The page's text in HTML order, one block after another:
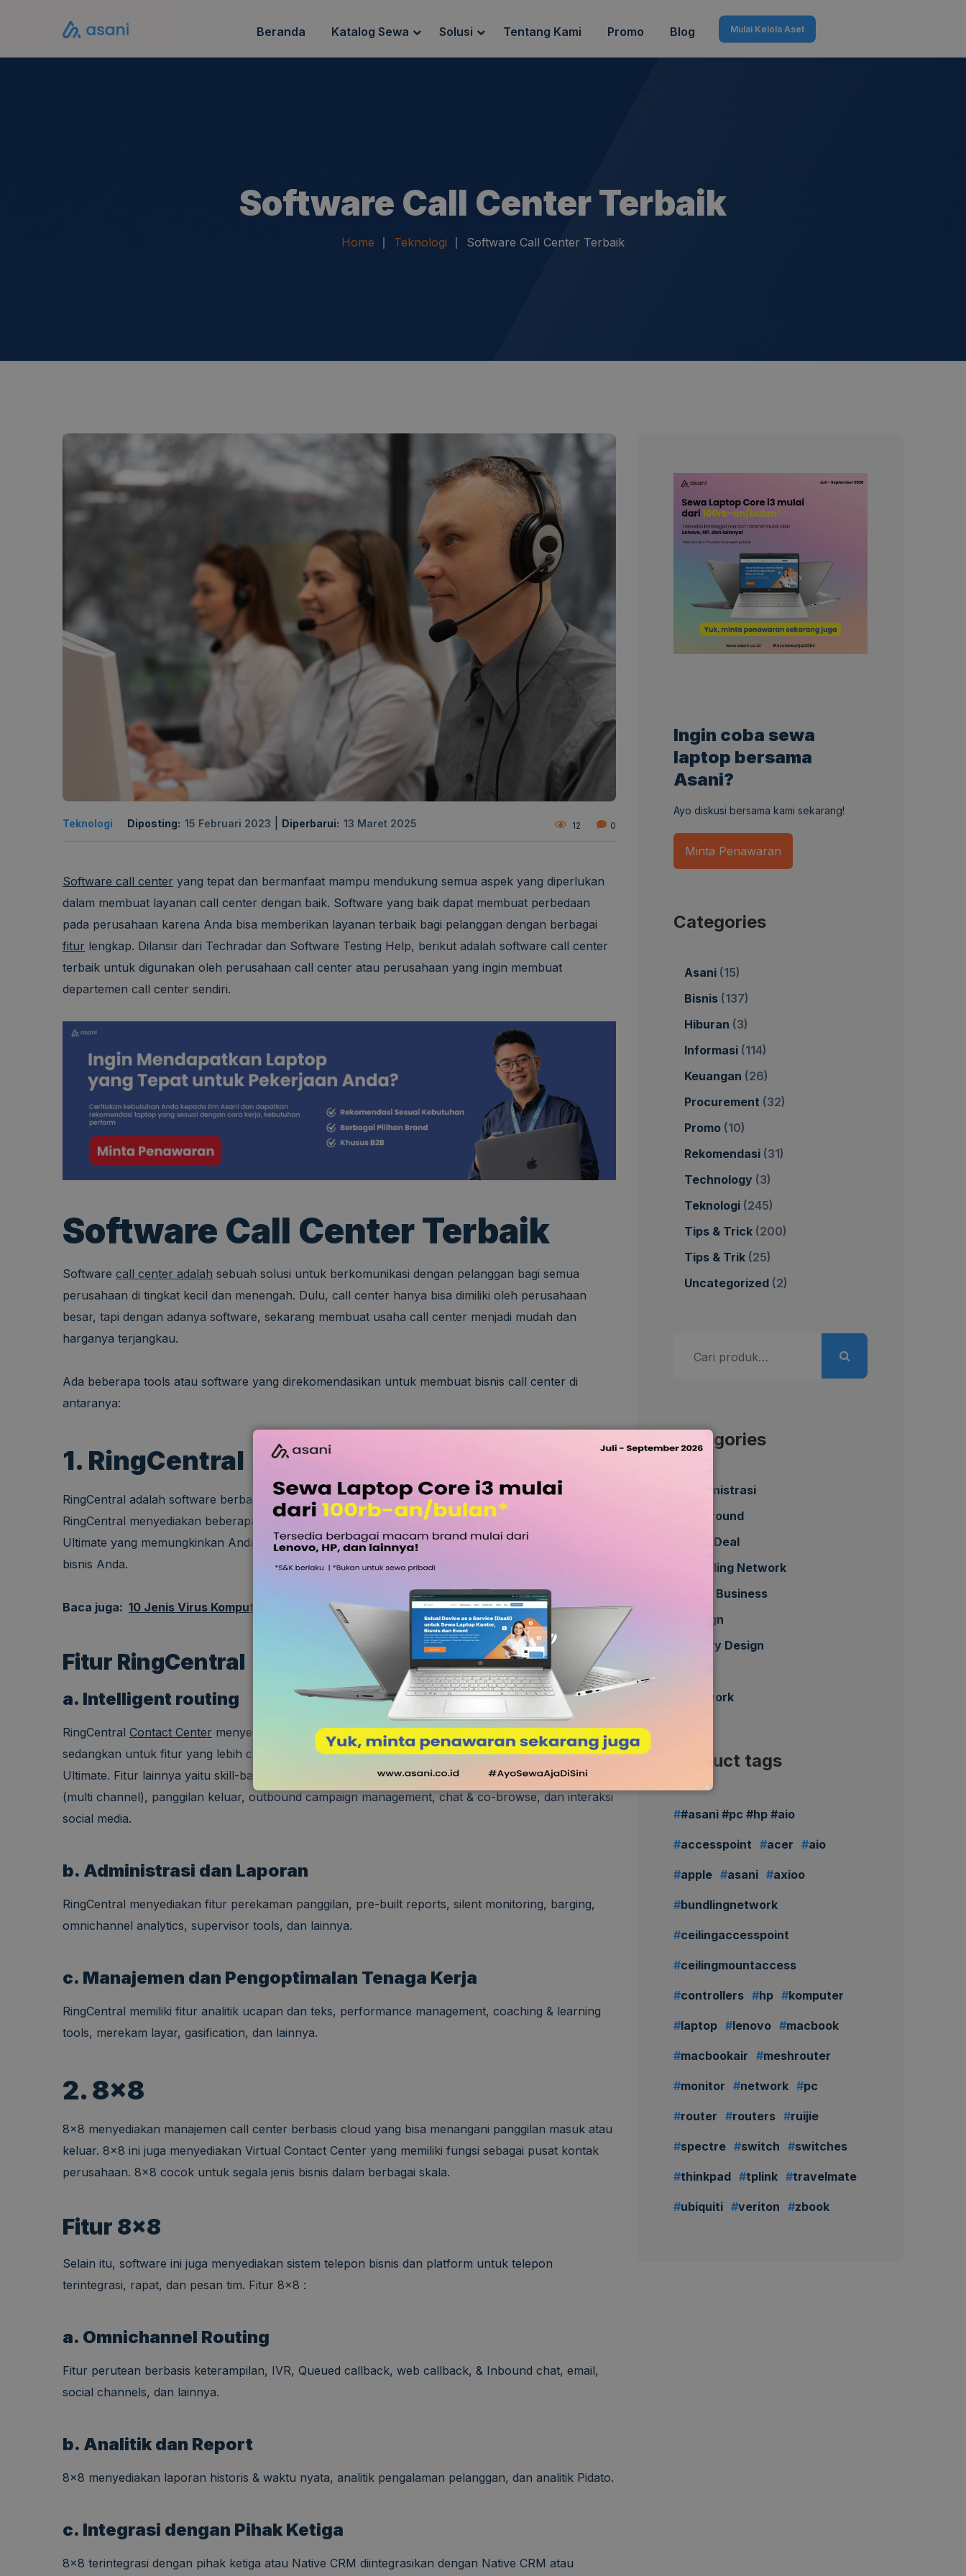
Beranda Katalog Sewa Solusi Tentang Kami Promo Blog Mulai Kelola Aset
Software Call Center Terbaik
Home Teknologi Software Call Center Terbaik
Teknologi Diposting: 15 Februari 2023 Diperbarui: 13 Maret 2025 12 0
Software call center yang tepat dan bermanfaat mampu mendukung semua aspek yang diperlukan
dalam membuat layanan call center dengan baik. Software yang baik dapat membuat perbedaan
pada perusahaan karena Anda bisa memberikan layanan terbaik bagi pelanggan dengan berbagai
fitur lengkap. Dilansir dari Techradar dan Software Testing Help, berikut adalah software call center
terbaik untuk digunakan oleh perusahaan call center atau perusahaan yang ingin membuat
departemen call center sendiri.
Software Call Center Terbaik
Software call center adalah sebuah solusi untuk berkomunikasi dengan pelanggan bagi semua
perusahaan di tingkat kecil dan menengah. Dulu, call center hanya bisa dimiliki oleh perusahaan
besar, tapi dengan adanya software, sekarang membuat usaha call center menjadi mudah dan
harganya terjangkau.
Ada beberapa tools atau software yang direkomendasikan untuk membuat bisnis call center di
antaranya:
1. RingCentral
RingCentral adalah software berbasis cloud dengan dukungan omnichannel dan integrasi CRM.
RingCentral menyediakan beberapa penawaran harga yaitu Essential, Standard, Premium, dan
Ultimate yang memungkinkan Anda untuk memilih paket yang sesuai dengan kebutuhan dan skala
bisnis Anda.
Baca juga: 10 Jenis Virus Komputer dan Virus Paling Berbahaya
Fitur RingCentral
a. Intelligent routing
RingCentral Contact Center menyediakan kemampuan IVR dan ACD standar dengan paket basic,
sedangkan untuk fitur yang lebih canggih, Anda bisa mendapatkannya di paket Premium dan
Ultimate. Fitur lainnya yaitu skill-based routing, Virtual hold, Voicemail routing, Omnichannel routing
(multi channel), panggilan keluar, outbound campaign management, chat & co-browse, dan interaksi
social media.
b. Administrasi dan Laporan
RingCentral menyediakan fitur perekaman panggilan, pre-built reports, silent monitoring, barging,
omnichannel analytics, supervisor tools, dan lainnya.
c. Manajemen dan Pengoptimalan Tenaga Kerja
RingCentral memiliki fitur analitik ucapan dan teks, performance management, coaching & learning
tools, merekam layar, gasification, dan lainnya.
2. 8×8
8×8 menyediakan manajemen call center berbasis cloud yang bisa menangani panggilan masuk atau
keluar. 8×8 ini juga menyediakan Virtual Contact Center yang memiliki fungsi sebagai pusat kontak
perusahaan. 8×8 cocok untuk segala jenis bisnis dalam berbagai skala.
Fitur 8×8
Selain itu, software ini juga menyediakan sistem telepon bisnis dan platform untuk telepon
terintegrasi, rapat, dan pesan tim. Fitur 8×8 :
a. Omnichannel Routing
Fitur perutean berbasis keterampilan, IVR, Queued callback, web callback, & Inbound chat, email,
social channels, dan lainnya.
b. Analitik dan Report
8×8 menyediakan laporan historis & waktu nyata, analitik pengalaman pelanggan, dan analitik Pidato.
c. Integrasi dengan Pihak Ketiga
8×8 terintegrasi dengan pihak ketiga atau Native CRM diintegrasikan dengan Native CRM atau
Ingin coba sewa
laptop bersama
Asani?
Ayo diskusi bersama kami sekarang!
Minta Penawaran
Categories
Asani (15)
Bisnis (137)
Hiburan (3)
Informasi (114)
Keuangan (26)
Procurement (32)
Promo (10)
Rekomendasi (31)
Technology (3)
Teknologi (245)
Tips & Trick (200)
Tips & Trik (25)
Uncategorized (2)
untuk:
Categories
Administrasi
All Around
Best Deal
Bundling Network
Daily Business
Design
Heavy Design
Network
Product tags
#asani #pc #hp #aio
accesspoint acer aio
apple asani axioo
bundlingnetwork
ceilingaccesspoint
ceilingmountaccess
controllers hp komputer
laptop lenovo macbook
macbookair meshrouter
monitor network pc
router routers ruijie
spectre switch switches
thinkpad tplink travelmate
ubiquiti veriton zbook